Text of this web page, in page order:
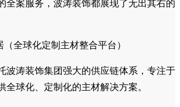
市场中极为罕见的、能以前端原创设计驱
合、后端终身服务保障的别墅装修设计公